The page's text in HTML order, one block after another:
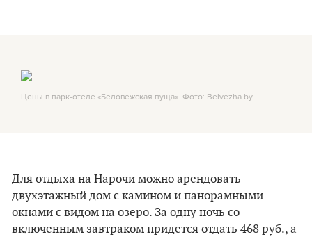
Цены в парк-отеле «Беловежская пуща». Фото: Belvezha.by.
Для отдыха на Нарочи можно арендовать
двухэтажный дом с камином и панорамными
окнами с видом на озеро. За одну ночь со
включенным завтраком придется отдать 468 руб., а